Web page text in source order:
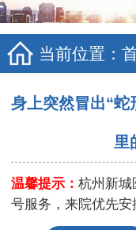
当前位置：
身上突然冒出“蛇
里
温馨提示： 杭州新城
号服务，来院优先安